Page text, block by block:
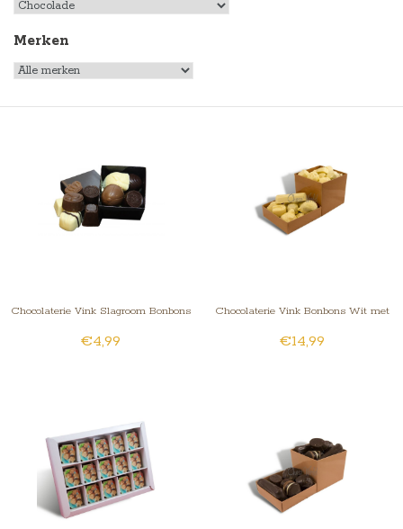
Merken
Chocolaterie Vink Slagroom Bonbons
Gesorteerd Klein
€4,99
Chocolaterie Vink Bonbons Wit met
Slagroomvulling Groot
€14,99